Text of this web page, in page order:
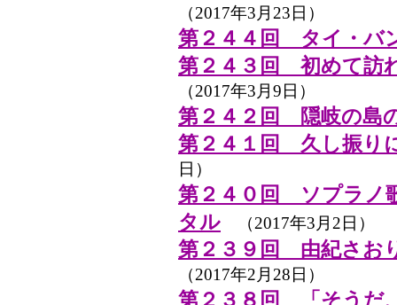
（2017年3月23日）
第２４４回 タイ・バ
第２４３回 初めて訪
（2017年3月9日）
第２４２回 隠岐の島
第２４１回 久し振り
日）
第２４０回 ソプラノ
タル （2017年3月2日）
第２３９回 由紀さお
（2017年2月28日）
第２３８回 「そうだ